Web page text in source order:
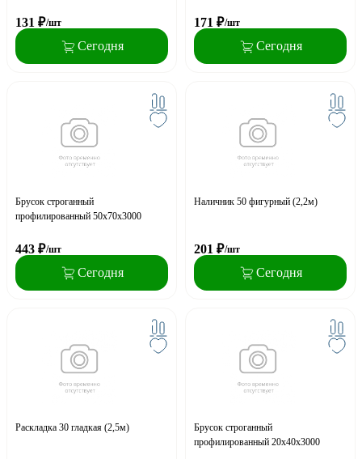
131 ₽/шт
Сегодня
171 ₽/шт
Сегодня
Брусок строганный
профилированный 50х70х3000
443 ₽/шт
Сегодня
Наличник 50 фигурный (2,2м)
201 ₽/шт
Сегодня
Раскладка 30 гладкая (2,5м)
Брусок строганный
профилированный 20х40х3000